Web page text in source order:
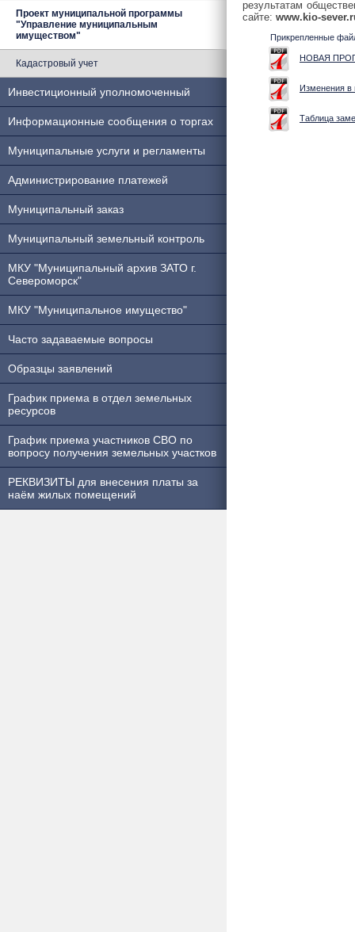
Проект муниципальной программы
"Управление муниципальным
имуществом"
Кадастровый учет
Инвестиционный уполномоченный
Информационные сообщения о торгах
Муниципальные услуги и регламенты
Администрирование платежей
Муниципальный заказ
Муниципальный земельный контроль
МКУ "Муниципальный архив ЗАТО г.
Североморск"
МКУ "Муниципальное имущество"
Часто задаваемые вопросы
Образцы заявлений
График приема в отдел земельных
ресурсов
График приема участников СВО по
вопросу получения земельных участков
РЕКВИЗИТЫ для внесения платы за
наём жилых помещений
результатам
сайте: www.kio-
Прикрепленные
НОВАЯ
Изменения в
Таблица